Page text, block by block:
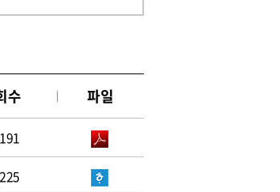
수 파일